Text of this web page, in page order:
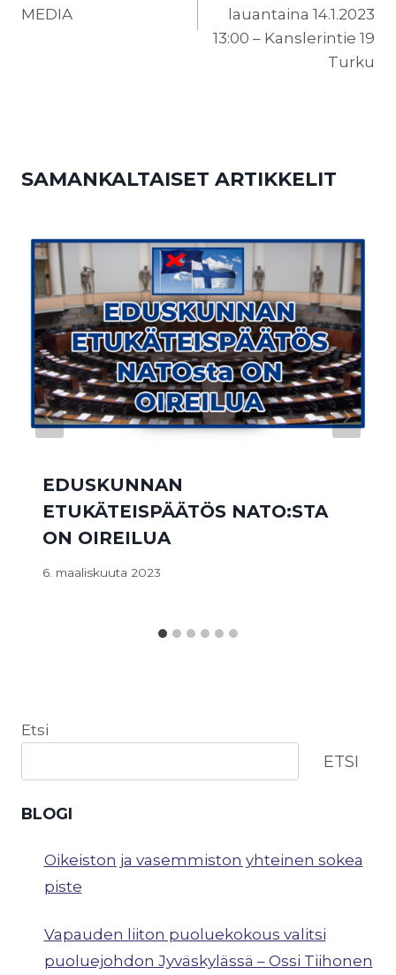
MEDIA
lauantaina 14.1.2023
13:00 – Kanslerintie 19
Turku
SAMANKALTAISET ARTIKKELIT
EDUSKUNNAN
ETUKÄTEISPÄÄTÖS NATO:STA
ON OIREILUA
6. maaliskuuta 2023
Etsi
ETSI
BLOGI
Oikeiston ja vasemmiston yhteinen sokea
piste
Vapauden liiton puoluekokous valitsi
puoluejohdon Jyväskylässä – Ossi Tiihonen